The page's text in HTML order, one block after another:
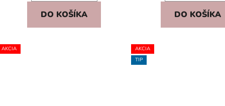
DO KOŠÍKA DO KOŠÍKA
AKCIA
AKCIA
TIP